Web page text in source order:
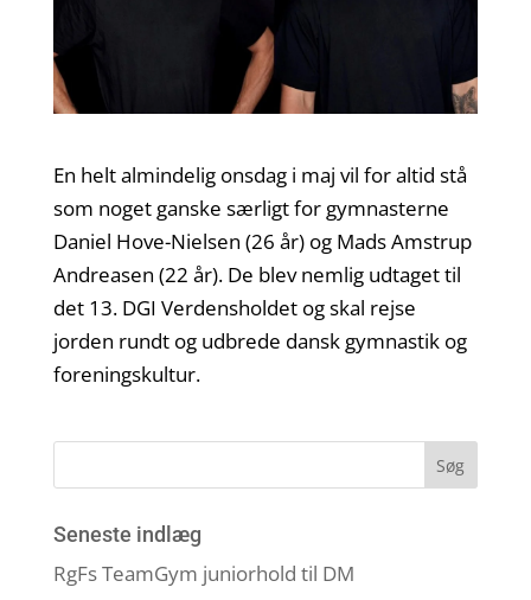
En helt almindelig onsdag i maj vil for altid stå
som noget ganske særligt for gymnasterne
Daniel Hove-Nielsen (26 år) og Mads Amstrup
Andreasen (22 år). De blev nemlig udtaget til
det 13. DGI Verdensholdetog skal rejse
jorden rundt og udbrede dansk gymnastik og
foreningskultur.
Seneste indlæg
RgFs TeamGym juniorhold til DM